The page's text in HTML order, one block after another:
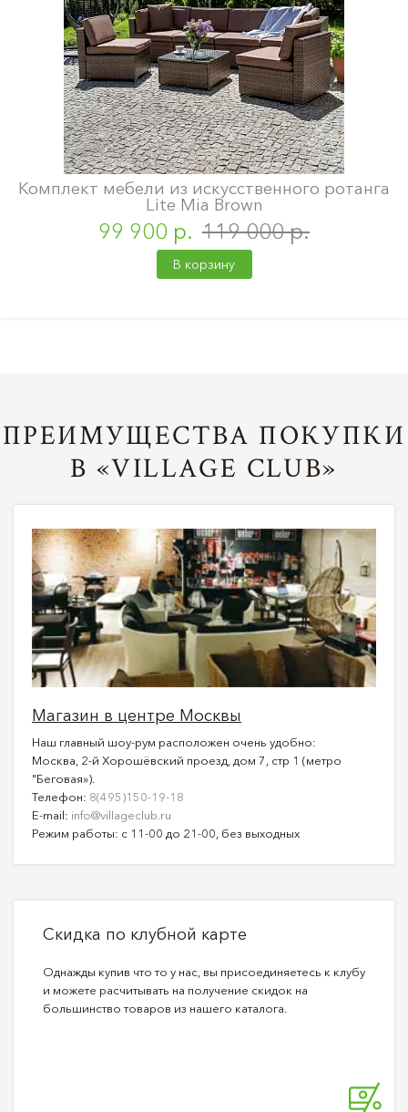
Комплект мебели из искусственного ротанга
Lite Mia Brown
99 900 р. 119 000 р.
В корзину
ПРЕИМУЩЕСТВА ПОКУПКИ
В «VILLAGE CLUB»
Магазин в центре Москвы
Наш главный шоу-рум расположен очень удобно:
Москва, 2-й Хорошёвский проезд, дом 7, стр 1 (метро
"Беговая»).
Телефон: 8(495)150-19-18
E-mail: info@villageclub.ru
Режим работы: с 11-00 до 21-00, без выходных
Скидка по клубной карте
Однажды купив что то у нас, вы присоединяетесь к клубу
и можете расчитывать на получение скидок на
большинство товаров из нашего каталога.